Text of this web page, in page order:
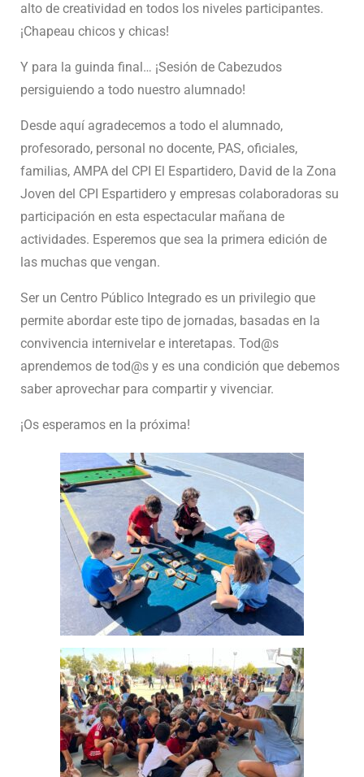
alto de creatividad en todos los niveles participantes.
¡Chapeau chicos y chicas!
Y para la guinda final… ¡Sesión de Cabezudos
persiguiendo a todo nuestro alumnado!
Desde aquí agradecemos a todo el alumnado,
profesorado, personal no docente, PAS, oficiales,
familias, AMPA del CPI El Espartidero, David de la Zona
Joven del CPI Espartidero y empresas colaboradoras su
participación en esta espectacular mañana de
actividades. Esperemos que sea la primera edición de
las muchas que vengan.
Ser un Centro Público Integrado es un privilegio que
permite abordar este tipo de jornadas, basadas en la
convivencia internivelar e interetapas. Tod@s
aprendemos de tod@s y es una condición que debemos
saber aprovechar para compartir y vivenciar.
¡Os esperamos en la próxima!